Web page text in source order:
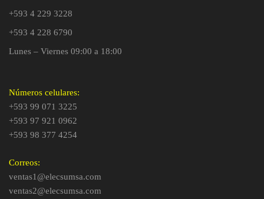
+593 4 229 3228
+593 4 228 6790
Lunes – Viernes 09:00 a 18:00
Números celulares:
+593 99 071 3225
+593 97 921 0962
+593 98 377 4254
Correos:
ventas1@elecsumsa.com
ventas2@elecsumsa.com